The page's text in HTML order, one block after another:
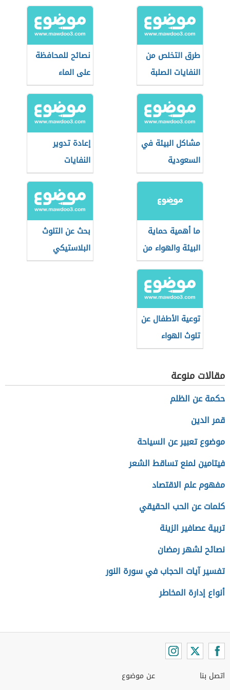
طرق التخلص من
النفايات الصلبة
نصائح للمحافظة
على الماء
مشاكل البيئة في
السعودية
إعادة تدوير
النفايات
ما أهمية حماية
البيئة والهواء من
التلوث
بحث عن التلوث
البلاستيكي
توعية الأطفال عن
تلوث الهواء
مقالات منوعة
حكمة عن الظلم
قمر الدين
موضوع تعبير عن السياحة
فيتامين لمنع تساقط الشعر
مفهوم علم الاقتصاد
كلمات عن الحب الحقيقي
تربية عصافير الزينة
نصائح لشهر رمضان
تفسير آيات الحجاب في سورة النور
أنواع إدارة المخاطر
اتصل بنا عن موضوع